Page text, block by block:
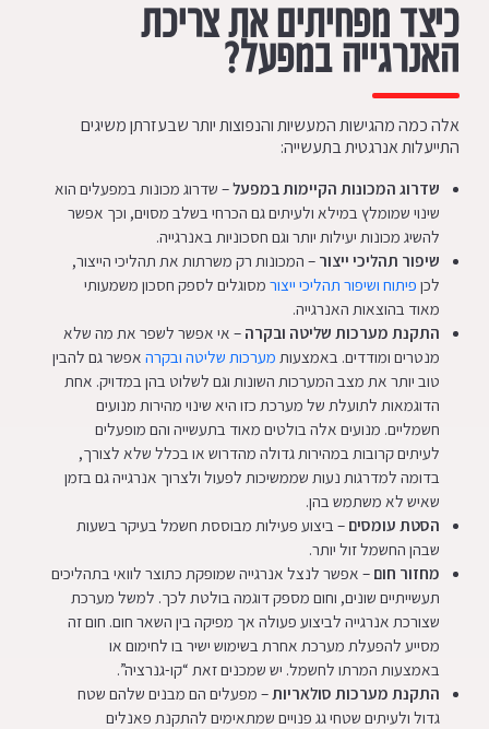
כיצד מפחיתים את צריכת
האנרגייה במפעל?
אלה כמה מהגישות המעשיות והנפוצות יותר שבעזרתן משיגים
התייעלות אנרגטית בתעשייה:
שדרוג המכונות הקיימות במפעל– שדרוג מכונות במפעלים הוא
שינוי שמומלץ במילא ולעיתים גם הכרחי בשלב מסוים, וכך אפשר
להשיג מכונות יעילות יותר וגם חסכוניות באנרגייה.
שיפור תהליכי ייצור – המכונות רק משרתות את תהליכי הייצור,
לכן פיתוח ושיפור תהליכי ייצורמסוגלים לספק חסכון משמעותי
מאוד בהוצאות האנרגייה.
התקנת מערכות שליטה ובקרה – אי אפשר לשפר את מה שלא
מנטרים ומודדים. באמצעות מערכות שליטה ובקרהאפשר גם להבין
טוב יותר את מצב המערכות השונות וגם לשלוט בהן במדויק. אחת
הדוגמאות לתועלת של מערכת כזו היא שינוי מהירות מנועים
חשמליים. מנועים אלה בולטים מאוד בתעשייה והם מופעלים
לעיתים קרובות במהירות גדולה מהדרוש או בכלל שלא לצורך,
בדומה למדרגות נעות שממשיכות לפעול ולצרוך אנרגייה גם בזמן
שאיש לא משתמש בהן.
הסטת עומסים – ביצוע פעילות מבוססת חשמל בעיקר בשעות
שבהן החשמל זול יותר.
מחזור חום – אפשר לנצל אנרגייה שמופקת כתוצר לוואי בתהליכים
תעשייתיים שונים, וחום מספק דוגמה בולטת לכך. למשל מערכת
שצורכת אנרגייה לביצוע פעולה אך מפיקה בין השאר חום. חום זה
מסייע להפעלת מערכת אחרת בשימוש ישיר בו לחימום או
באמצעות המרתו לחשמל. יש שמכנים זאת “קו-גנרציה”.
התקנת מערכות סולאריות– מפעלים הם מבנים שלהם שטח
גדול ולעיתים שטחי גג פנויים שמתאימים להתקנת פאנלים